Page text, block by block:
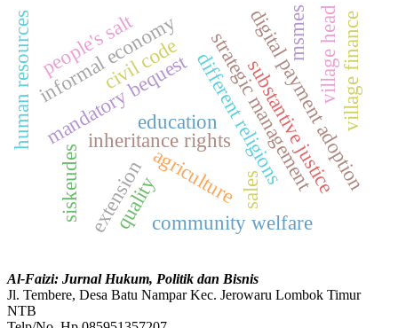
inheritance rightsdifferent religions
civil code
mandatory bequest substantive justice
digital payment adoption
informal economy
human resources
agriculture
education
extension
people's salt
sales
quality
village headvillage finance
siskeudes strategic management
msmes
community welfare
Al-Faizi: Jurnal Hukum, Politik dan Bisnis
Jl. Tembere, Desa Batu Nampar Kec. Jerowaru Lombok Timur
NTB